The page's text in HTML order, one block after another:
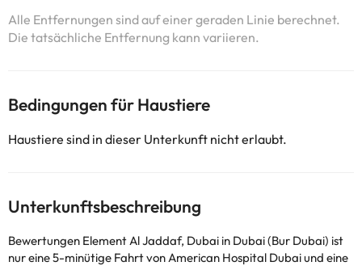
Alle Entfernungen sind auf einer geraden Linie berechnet.
Die tatsächliche Entfernung kann variieren.
Bedingungen für Haustiere
Haustiere sind in dieser Unterkunft nicht erlaubt.
Unterkunftsbeschreibung
Bewertungen Element Al Jaddaf, Dubai in Dubai (Bur Dubai) ist
nur eine 5-minütige Fahrt von American Hospital Dubai und eine